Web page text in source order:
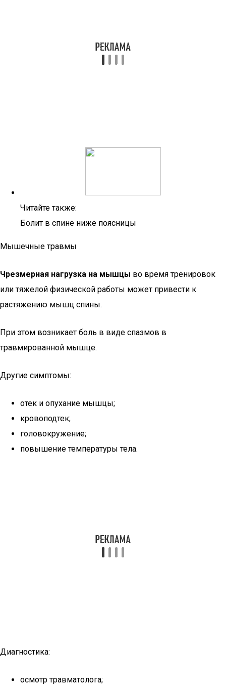
Читайте также:
Болит в спине ниже поясницы
Мышечные травмы
Чрезмерная нагрузка на мышцы во время тренировок
или тяжелой физической работы может привести к
растяжению мышц спины.
При этом возникает боль в виде спазмов в
травмированной мышце.
Другие симптомы:
отек и опухание мышцы;
кровоподтек;
головокружение;
повышение температуры тела.
Диагностика:
осмотр травматолога;